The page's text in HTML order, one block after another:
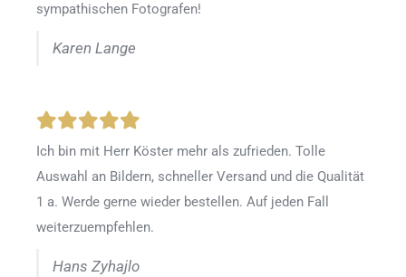
sympathischen Fotografen!
Karen Lange
Ich bin mit Herr Köster mehr als zufrieden. Tolle
Auswahl an Bildern, schneller Versand und die Qualität
1 a. Werde gerne wieder bestellen. Auf jeden Fall
weiterzuempfehlen.
Hans Zyhajlo